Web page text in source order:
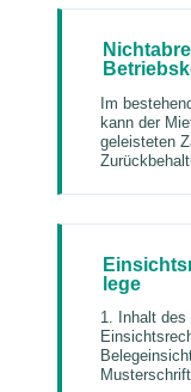
Im
kann der
geleisteten
le­ge
1. Inhalt